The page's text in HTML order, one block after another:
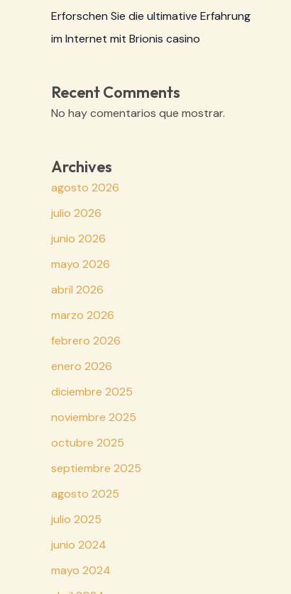
Erforschen Sie die ultimative Erfahrung
im Internet mit Brionis casino
Recent Comments
No hay comentarios que mostrar.
Archives
agosto 2026
julio 2026
junio 2026
mayo 2026
abril 2026
marzo 2026
febrero 2026
enero 2026
diciembre 2025
noviembre 2025
octubre 2025
septiembre 2025
agosto 2025
julio 2025
junio 2024
mayo 2024